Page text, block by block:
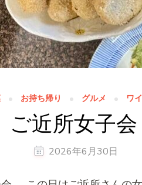
お持ち帰り グルメ ワ
ご近所女子会
2026年6月30日